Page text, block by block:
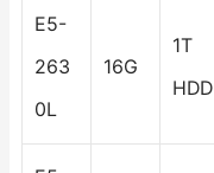
E5-
263
0L
16G
1T
HDD